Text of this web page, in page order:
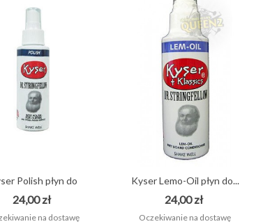
Wood 5AX Hickory pałki
Wood 5B Hickory pałki
Polish płyn do
konserwacji...
24,00 zł
na dostawę
Kyser Lemo-Oil płyn do...
24,00 zł
Oczekiwanie na dostawę